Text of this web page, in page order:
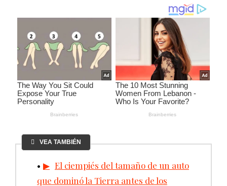
VEA TAMBIÉN
El ciempiés del tamaño de un auto
que dominó la Tierra antes de los